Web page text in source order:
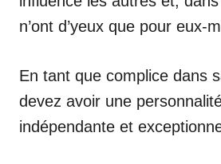
n’ont d’yeux que pour eux-
En tant que complice dans
devez avoir une
indépendante et